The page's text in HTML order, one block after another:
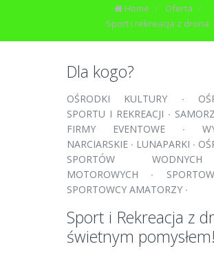
Home / Oferta /
Sport i rekreacja z drona
Dla kogo?
OŚRODKI KULTURY ∙
SPORTU I REKREACJI ∙
FIRMY EVENTOWE ∙
NARCIARSKIE ∙ LUNAPARKI ∙
SPORTÓW
MOTOROWYCH ∙
SPORTOWCY AMATORZY ∙
Sport i Rekreacja z
świetnym pomysłem!